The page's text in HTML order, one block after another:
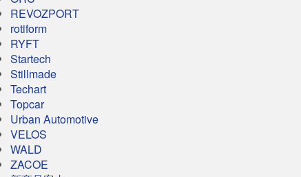
REVOZPORT
rotiform
RYFT
Startech
Stillmade
Techart
Topcar
Urban Automotive
VELOS
WALD
ZACOE